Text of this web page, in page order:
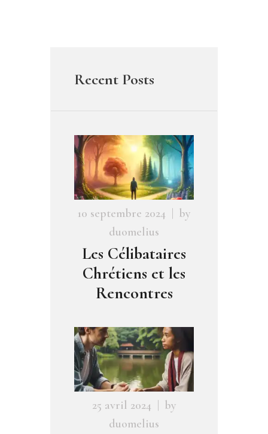
Recent Posts
10 septembre 2024
by
duomelius
Les Célibataires
Chrétiens et les
Rencontres
25 avril 2024
by
duomelius